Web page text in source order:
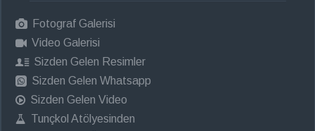
Fotograf Galerisi
Video Galerisi
Sizden Gelen Resimler
Sizden Gelen Whatsapp
Sizden Gelen Video
Tunçkol Atölyesinden